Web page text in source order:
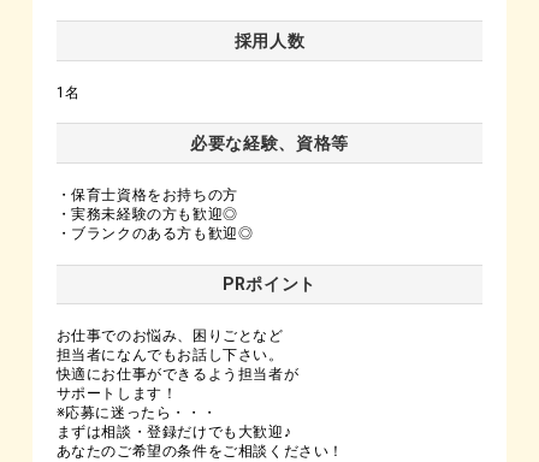
採用人数
1名
必要な経験、資格等
・保育士資格をお持ちの方
・実務未経験の方も歓迎◎
・ブランクのある方も歓迎◎
PRポイント
お仕事でのお悩み、困りごとなど
担当者になんでもお話し下さい。
快適にお仕事ができるよう担当者が
サポートします！
※応募に迷ったら・・・
まずは相談・登録だけでも大歓迎♪
あなたのご希望の条件をご相談ください！